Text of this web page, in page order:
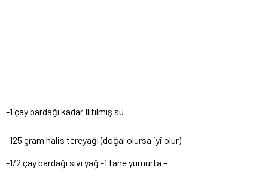
-1 çay bardağı kadar Ilıtılmış su
-125 gram halis tereyağı (doğal olursa iyi olur)
-1/2 çay bardağı sıvı yağ -1 tane yumurta –